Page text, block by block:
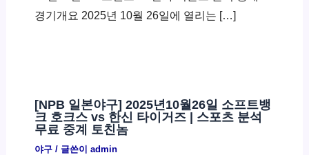
경기개요 2025년 10월 26일에 열리는 […]
[NPB 일본야구] 2025년10월26일 소프트뱅
크 호크스 vs 한신 타이거즈 | 스포츠 분석
무료 중계 토친놈
야구/ 글쓴이 admin